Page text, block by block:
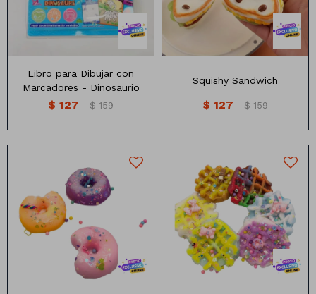
Libro para Dibujar con
Marcadores - Dinosaurio
$ 127 $ 159
Squishy Sandwich
$ 127 $ 159
Veladoras
Lámparas